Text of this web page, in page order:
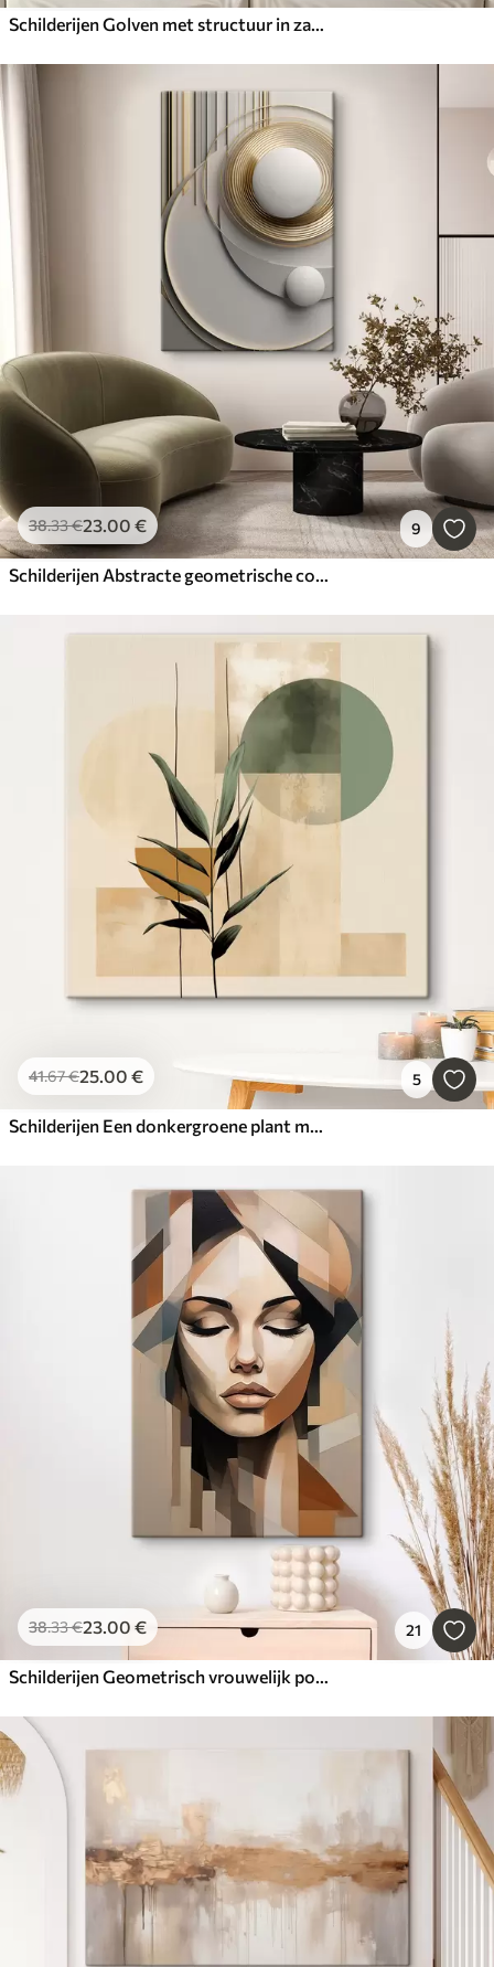
Schilderijen Golven met structuur in zachte, gedempte tinten
38.33€23.00 € 9
Schilderijen Abstracte geometrische compositie, met textuur, moderne, minimalistische kunst
41.67€25.00 € 5
Schilderijen Een donkergroene plant met abstracte geometrische vormen en aquarelachtige texturen in beige en groen
38.33€23.00 € 21
Schilderijen Geometrisch vrouwelijk portret